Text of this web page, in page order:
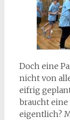
Doch eine
nicht von
eifrig
braucht
eigentlich?